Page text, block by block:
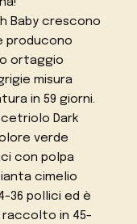
Baby crescono
producono
ortaggio
misura
in 59 giorni.
Dark
verde
con polpa
cimelio
36 pollici ed è
in 45-